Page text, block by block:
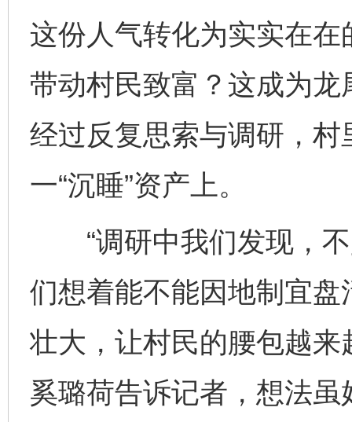
这份人气转化为实实在
带动村民致富？这成为
经过反复思索与调研，
一“沉睡”资产上。
“调研中我们发现，不
们想着能不能因地制宜
壮大，让村民的腰包越来
奚璐荷告诉记者，想法